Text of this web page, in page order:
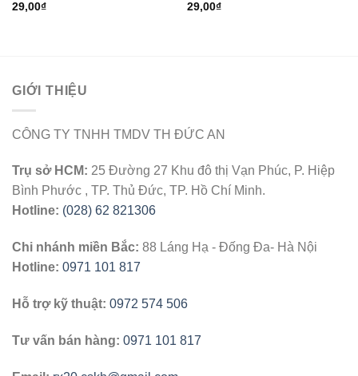
Rated
29,00₫
Rated
29,00₫
GIỚI THIỆU
CÔNG TY TNHH TMDV TH ĐỨC AN
Trụ sở HCM: 25 Đường 27 Khu đô thị Vạn Phúc, P. Hiệp
Bình Phước , TP. Thủ Đức, TP. Hồ Chí Minh.
Hotline: (028) 62 821306
Chi nhánh miền Bắc: 88 Láng Hạ - Đống Đa- Hà Nội
Hotline: 0971 101 817
Hỗ trợ kỹ thuật: 0972 574 506
Tư vấn bán hàng: 0971 101 817